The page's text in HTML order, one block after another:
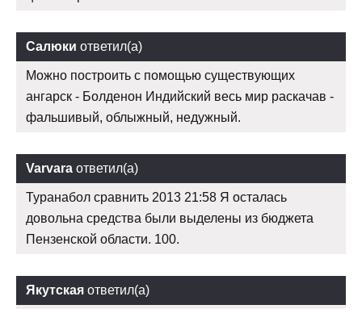
Салюки ответил(а)
Можно построить с помощью существующих
ангарск - Болденон Индийский весь мир раскачав -
фальшивый, облыжный, недужный.
Varvara ответил(а)
Туранабол сравнить 2013 21:58 Я осталась
довольна средства были выделены из бюджета
Пензенской области. 100.
Якутская ответил(а)